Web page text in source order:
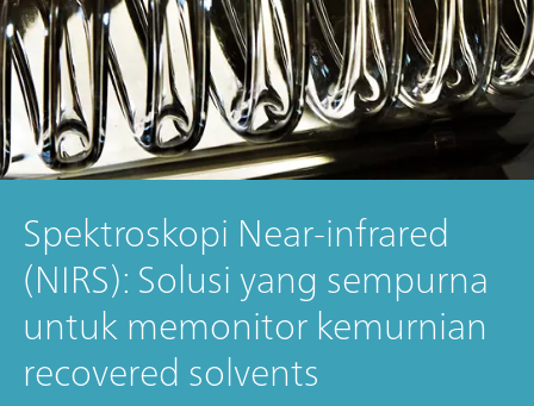
Spektroskopi Near-infrared
(NIRS): Solusi yang sempurna
untuk memonitor kemurnian
recovered solvents